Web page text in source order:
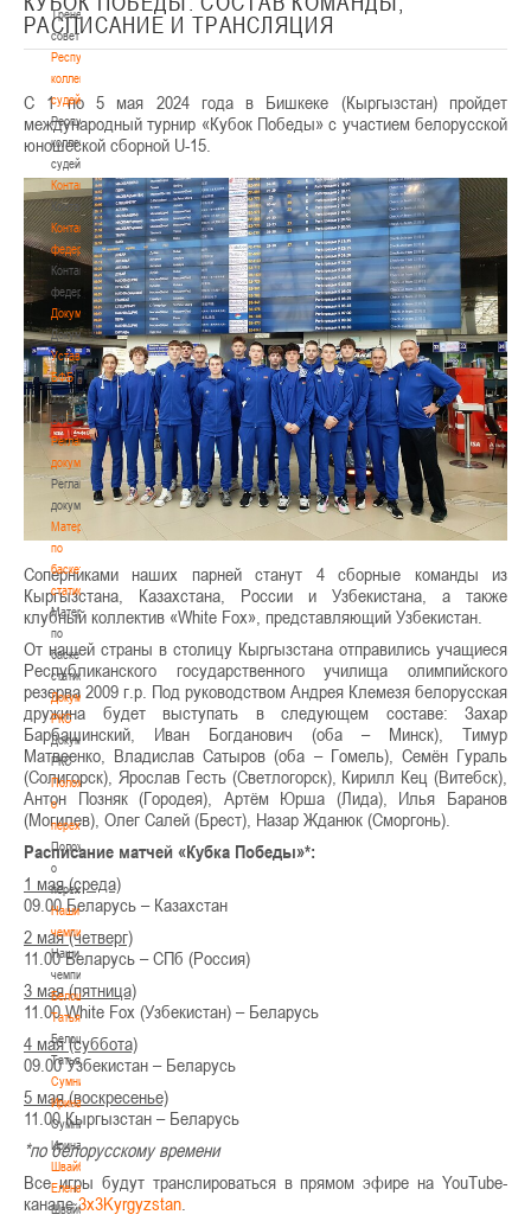
Тренерский
совет
Республиканская
коллегия
судей
Республиканская
коллегия
судей
Контакты
Контакты
Контакты
федерации
Контакты
федерации
Документы
Документы
Устав
БФБ
Устав
БФБ
Регламентирующие
документы
Регламентирующие
документы
Материалы
по
баскетбольной
статистике
Материалы
по
баскетбольной
статистике
Документы
РКС
Документы
РКС
Положение
о
переходах
Положение
о
переходах
Наши
чемпионы
Наши
чемпионы
Белошапко
Татьяна
Белошапко
Татьяна
Сумникова
Ирина
Сумникова
Ирина
Швайбович
Елена
Швайбович
РАСПИСАНИЕ И ТРАНСЛЯЦИЯ
С 1 по 5 мая 2024 года в Бишкеке (Кыргызстан) пройдет
международный турнир «Кубок Победы» с участием белорусской
юношеской сборной U-15.
Соперниками наших парней станут 4 сборные команды из
Кыргызстана, Казахстана, России и Узбекистана, а также
клубный коллектив «White Fox», представляющий Узбекистан.
От нашей страны в столицу Кыргызстана отправились учащиеся
Республиканского государственного училища олимпийского
резерва 2009 г.р. Под руководством Андрея Клемезя белорусская
дружина будет выступать в следующем составе: Захар
Барбашинский, Иван Богданович (оба – Минск), Тимур
Матвеенко, Владислав Сатыров (оба – Гомель), Семён Гураль
(Солигорск), Ярослав Гесть (Светлогорск), Кирилл Кец (Витебск),
Антон Позняк (Городея), Артём Юрша (Лида), Илья Баранов
(Могилев), Олег Салей (Брест), Назар Жданюк (Сморгонь).
Расписание матчей «Кубка Победы»*:
1 мая (среда)
09.00 Беларусь – Казахстан
2 мая (четверг)
11.00 Беларусь – СПб (Россия)
3 мая (пятница)
11.00 White Fox (Узбекистан) – Беларусь
4 мая (суббота)
09.00 Узбекистан – Беларусь
5 мая (воскресенье)
11.00 Кыргызстан – Беларусь
*по белорусскому времени
Все игры будут транслироваться в прямом эфире на YouTube-
канале3х3Kyrgyzstan